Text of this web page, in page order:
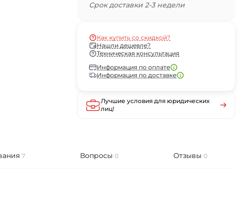
Срок доставки 2-3 недели
Как купить со скидкой?
Нашли дешевле?
Техническая консультация
Информация по оплате
Информация по доставке
Лучшие условия для юридических
лиц!
7 Вопросы0 Отзывы0